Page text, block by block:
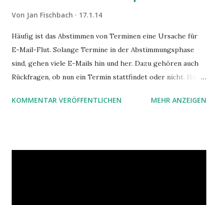
v
e
ö
f
f
n
h
Von Jan Fischbach 17.1.14
Häufig ist das Abstimmen von Terminen eine Ursache für
E-Mail-Flut. Solange Termine in der Abstimmungsphase
sind, gehen viele E-Mails hin und her. Dazu gehören auch
Rückfragen, ob nun ein Termin stattfindet oder nicht. Hier
Hilfe von Outlook.
KOMMENTAR VERÖFFENTLICHEN MEHR ANZEIGEN